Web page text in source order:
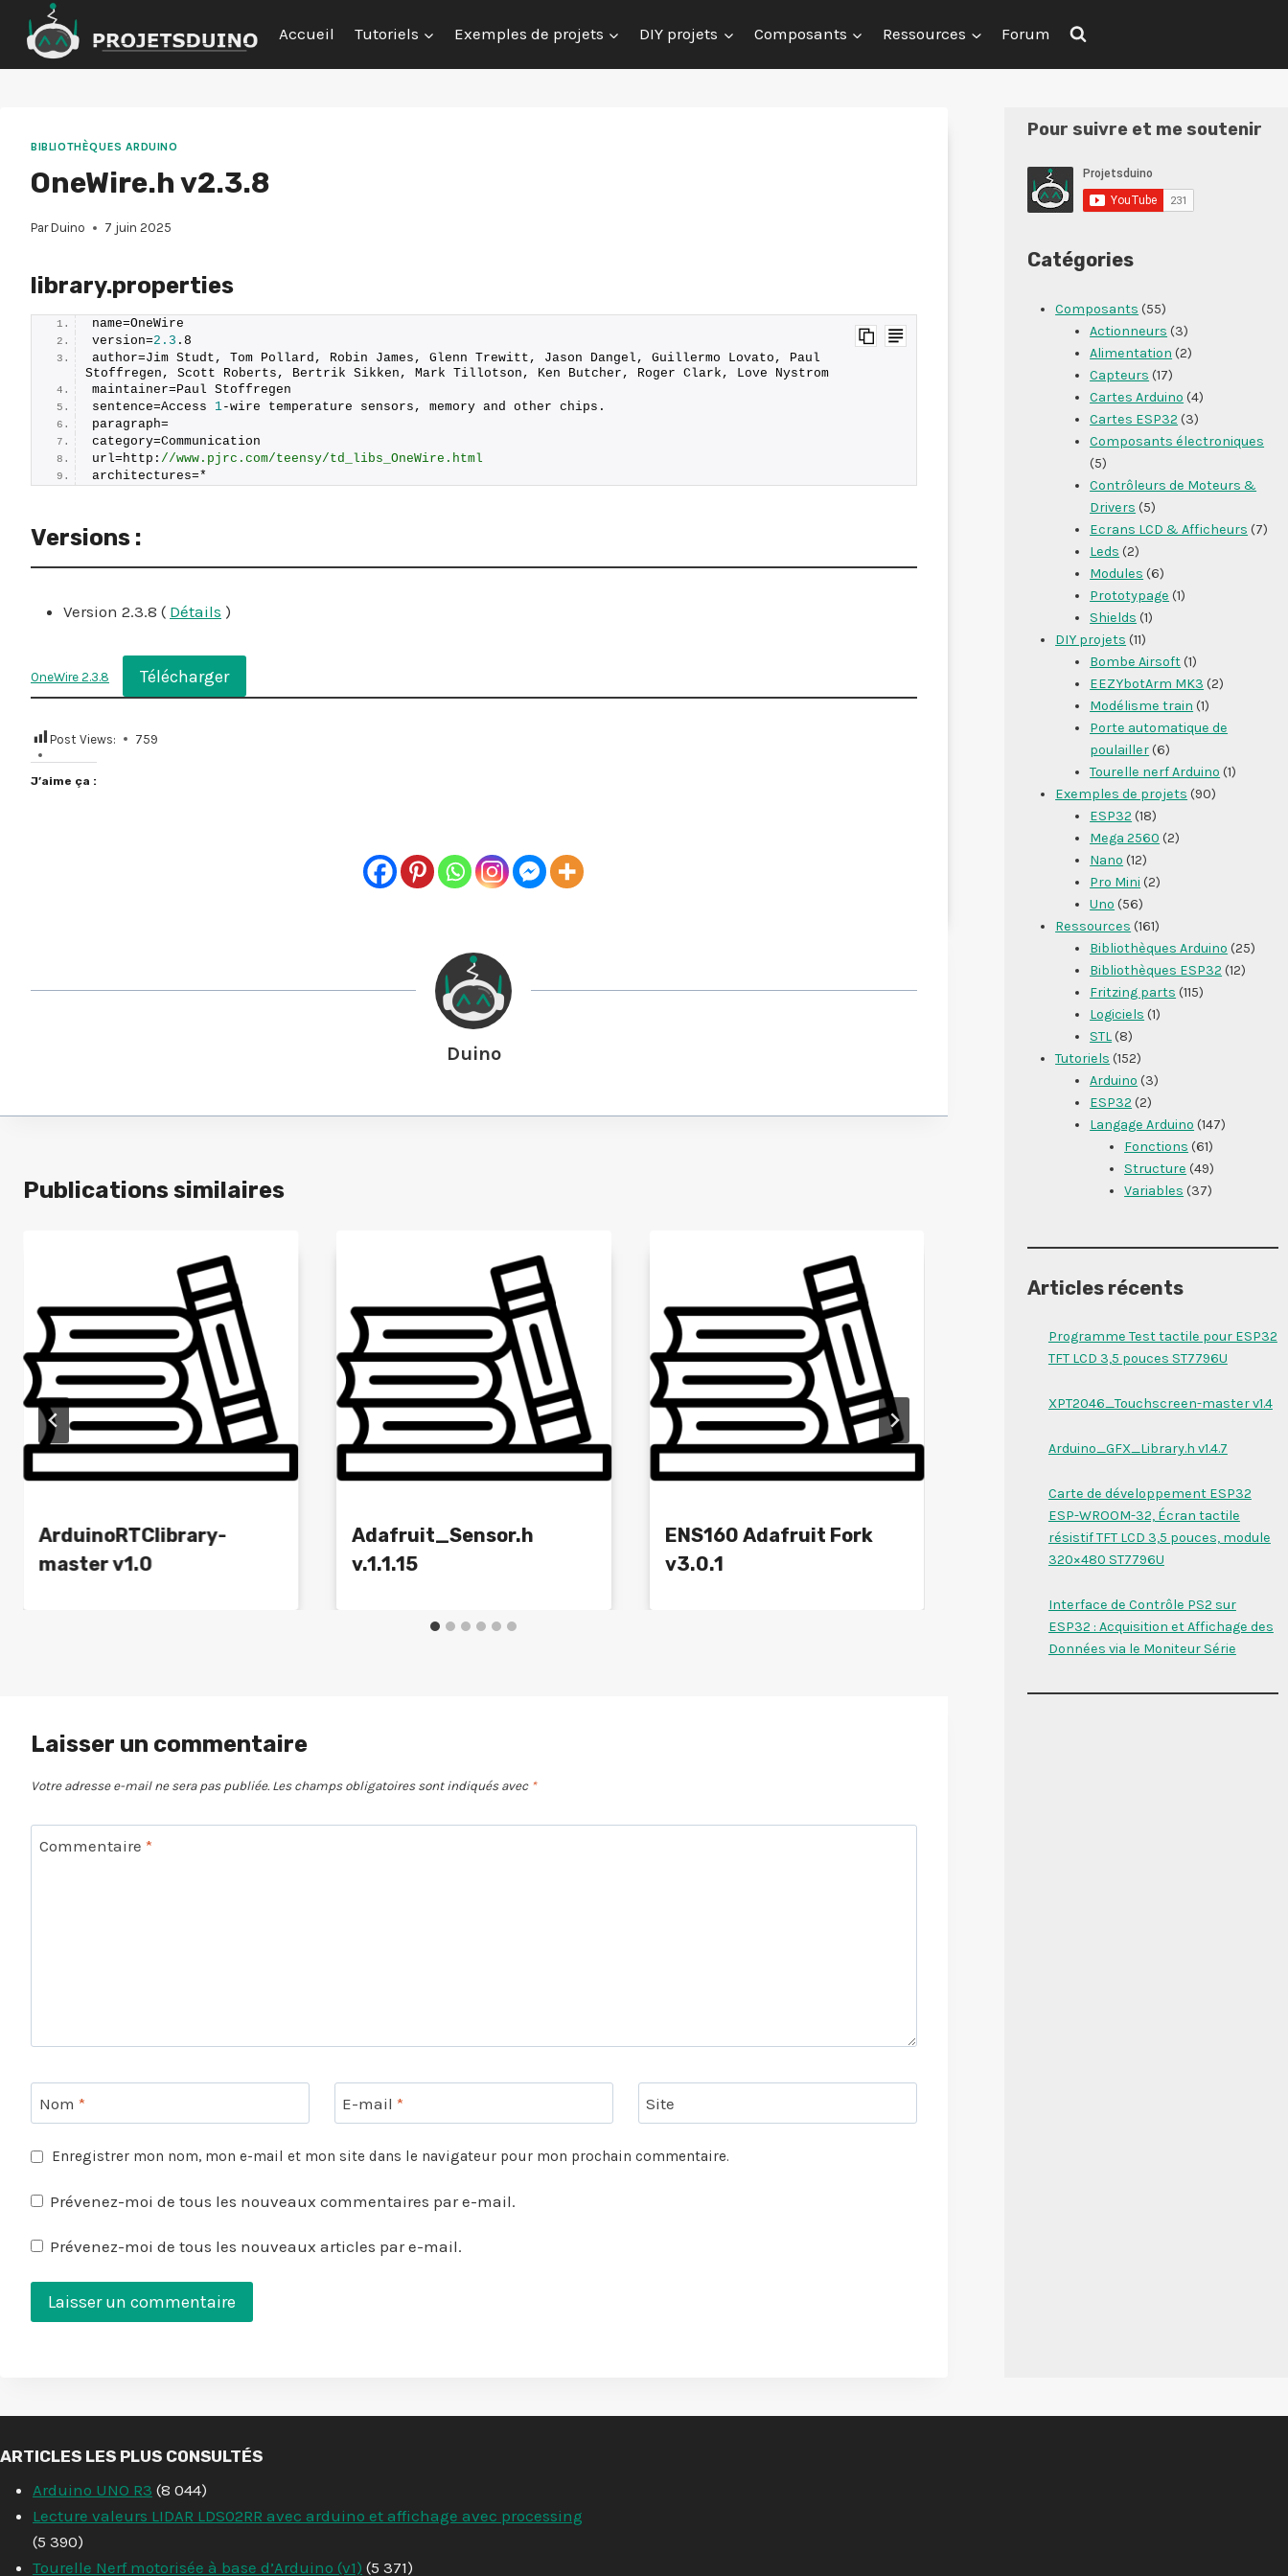
contenu
Accueil Tutoriels Exemples de projets DIY projets Composants Ressources Forum
BIBLIOTHÈQUES ARDUINO
OneWire.h v2.3.8
Par Duino 7 juin 2025
library.properties
name=OneWire
version=2.3 . 8
author=Jim Studt, Tom Pollard, Robin James, Glenn Trewitt, Jason Dangel, Guillermo Lovato, Paul
Stoffregen, Scott Roberts, Bertrik Sikken, Mark Tillotson, Ken Butcher, Roger Clark, Love Nystrom
maintainer=Paul Stoffregen
sentence=Access 1-wire temperature sensors, memory and other chips.
paragraph=
category=Communication
url=http: //www.pjrc.com/teensy/td_libs_OneWire.html
architectures=*
Versions :
Version 2.3.8 ( Détails )
OneWire 2.3.8 Télécharger
Post Views: 759
J’aime ça :
Duino
Publications similaires
ArduinoRTClibrary-
master v1.0
Adafruit_Sensor.h
v.1.1.15
ENS160 Adafruit Fork
v3.0.1
DallasTemperature.h
Laisser un commentaire
Votre adresse e-mail ne sera pas publiée. Les champs obligatoires sont indiqués avec *
Commentaire *
Nom * E-mail* Site
Enregistrer mon nom, mon e-mail et mon site dans le navigateur pour mon prochain commentaire.
Prévenez-moi de tous les nouveaux commentaires par e-mail.
Prévenez-moi de tous les nouveaux articles par e-mail.
Pour suivre et me soutenir
Catégories
Composants (55)
Actionneurs (3)
Alimentation (2)
Capteurs (17)
Cartes Arduino (4)
Cartes ESP32 (3)
Composants électroniques
(5)
Contrôleurs de Moteurs &
Drivers (5)
Ecrans LCD & Afficheurs (7)
Leds (2)
Modules (6)
Prototypage (1)
Shields (1)
DIY projets (11)
Bombe Airsoft(1)
EEZYbotArm MK3 (2)
Modélisme train (1)
Porte automatique de
poulailler(6)
Tourelle nerf Arduino (1)
Exemples de projets (90)
ESP32 (18)
Mega 2560 (2)
Nano (12)
Pro Mini (2)
Uno (56)
Ressources (161)
Bibliothèques Arduino (25)
Bibliothèques ESP32 (12)
Fritzing parts (115)
Logiciels (1)
STL(8)
Tutoriels (152)
Arduino (3)
ESP32 (2)
Langage Arduino (147)
Fonctions (61)
Structure (49)
Variables (37)
Articles récents
Programme Test tactile pour ESP32
TFT LCD 3,5 pouces ST7796U
XPT2046_Touchscreen-master v1.4
Arduino_GFX_Library.h v1.4.7
Carte de développement ESP32
ESP-WROOM-32, Écran tactile
résistif TFT LCD 3,5 pouces, module
320×480 ST7796U
Interface de Contrôle PS2 sur
ESP32 : Acquisition et Affichage des
Données via le Moniteur Série
ARTICLES LES PLUS CONSULTÉS
Arduino UNO R3 (8 044)
Lecture valeurs LIDAR LDS02RR avec arduino et affichage avec processing
(5 390)
Tourelle Nerf motorisée à base d’Arduino (v1) (5 371)